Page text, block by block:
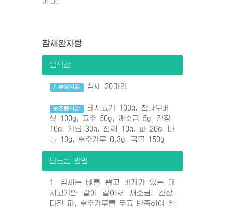
참새완자탕
음식감
기본음식감 참새 20마리
보조음식감
돼지고기 100g, 참나무버
섯 100g, 고추 50g, 깨소금 5g, 간장
10g, 기름 30g, 진채 10g, 파 20g, 마
늘 10g, 후추가루 0.3g, 국물 150g
만드는 방법
1. 참새는 뼈를 뽑고 비게가 있는 돼
지고기와 같이 갈아서 깨소금, 간장,
다진 파, 후추가루를 두고 반죽하여 완